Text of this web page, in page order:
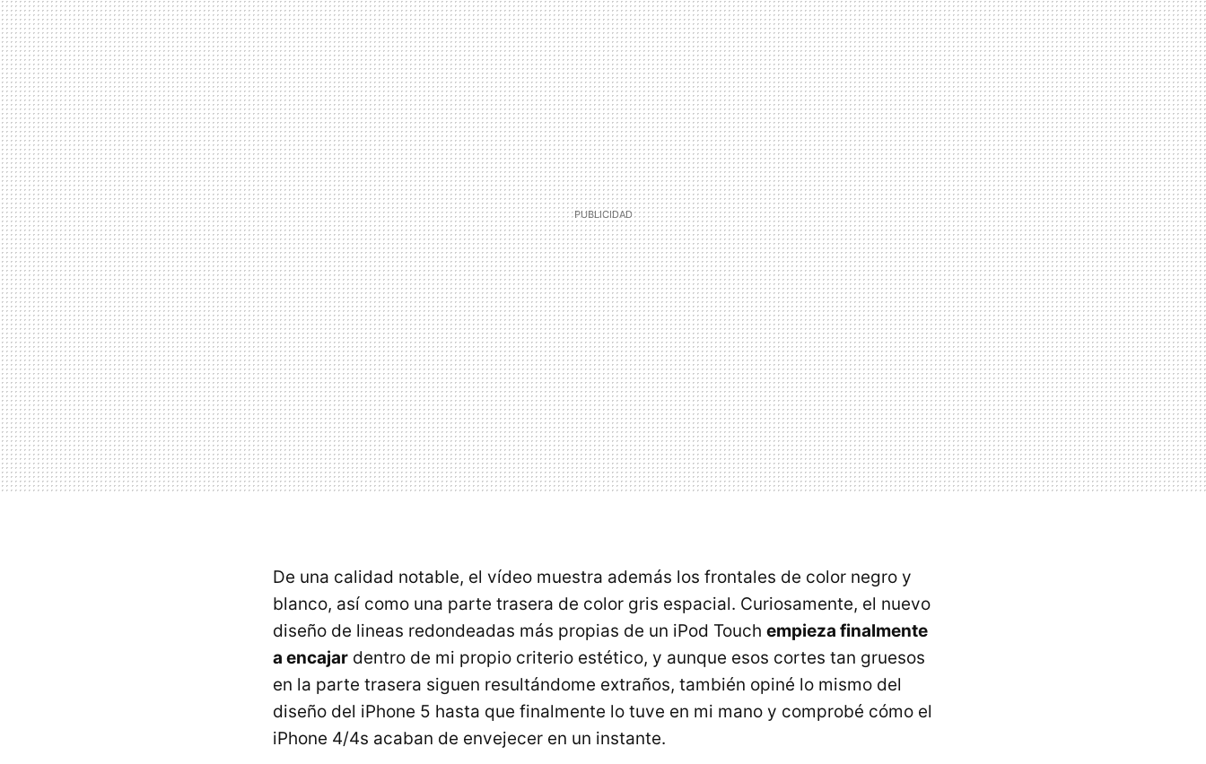
De una calidad notable, el vídeo muestra además los frontales de color negro y
blanco, así como una parte trasera de color gris espacial. Curiosamente, el nuevo
diseño de lineas redondeadas más propias de un iPod Touch empieza finalmente
a encajar dentro de mi propio criterio estético, y aunque esos cortes tan gruesos
en la parte trasera siguen resultándome extraños, también opiné lo mismo del
diseño del iPhone 5 hasta que finalmente lo tuve en mi mano y comprobé cómo el
iPhone 4/4s acaban de envejecer en un instante.